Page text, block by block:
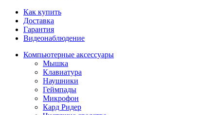
Как купить
Доставка
Гарантия
Видеонаблюдение
Компьютерные аксессуары
Мышка
Клавиатура
Наушники
Геймпады
Микрофон
Кард Ридер